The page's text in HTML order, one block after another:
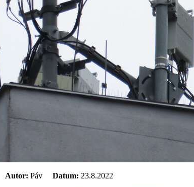
Autor: Páv Datum: 23.8.2022